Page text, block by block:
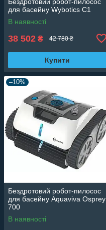
для басейну Wybotics C1
В наявності
38 502 ₴ 42 780 ₴
Купити
–10%
Бездротовий робот-пилосос
для басейну Aquaviva Osprey
700
В наявності